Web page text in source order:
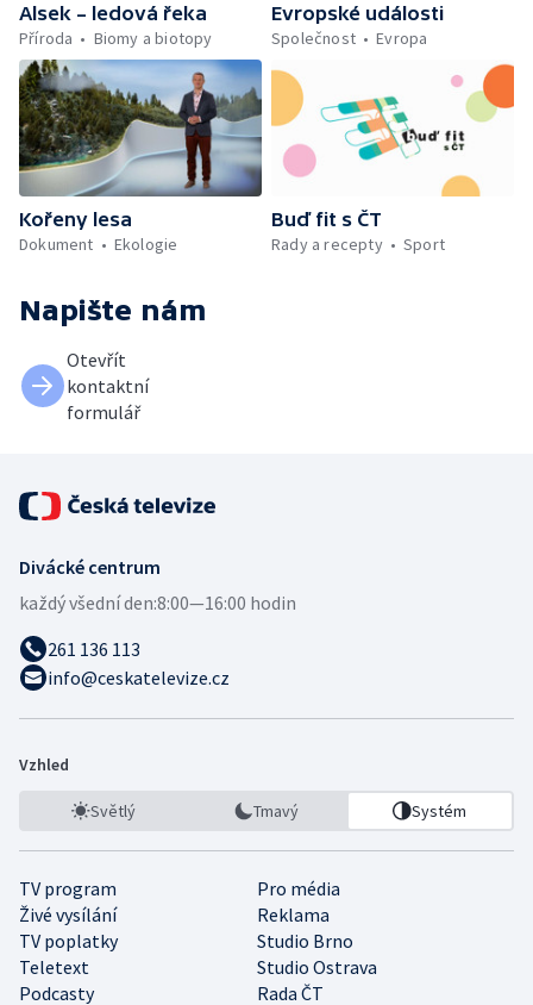
Alsek – ledová řeka
Příroda
Biomy a biotopy
Evropské události
Společnost
Evropa
Kořeny lesa
Dokument
Ekologie
Buď fit s ČT
Rady a recepty
Sport
Napište nám
Otevřít
kontaktní
formulář
Divácké centrum
každý všední den:8:00—16:00 hodin
261 136 113
info@ceskatelevize.cz
Vzhled
Světlý Tmavý Systém
TV program
Pro média
Živé vysílání
Reklama
TV poplatky
Studio Brno
Teletext
Studio Ostrava
Podcasty
Rada ČT